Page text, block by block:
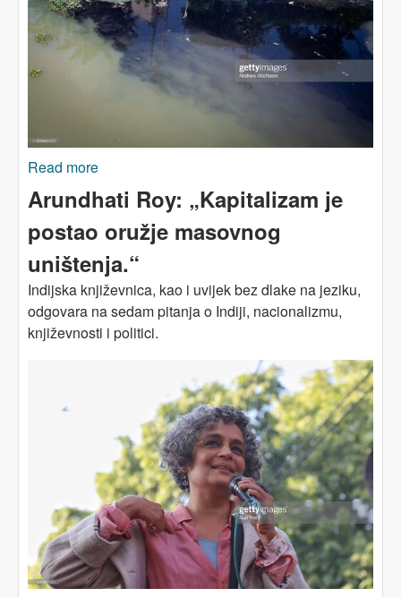
Read more
jeftinog indijskog tekstila
Arundhati Roy: „Kapitalizam je
postao oružje masovnog
uništenja.“
Indijska književnica, kao i uvijek bez dlake na jeziku,
odgovara na sedam pitanja o Indiji, nacionalizmu,
književnosti i politici.